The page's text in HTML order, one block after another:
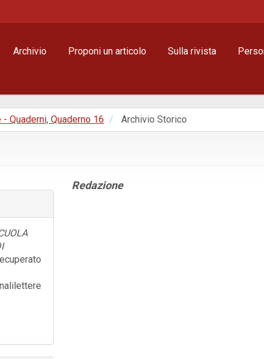
Archivio Proponi un articolo Sulla rivista
Quaderni, Quaderno 16 Archivio Storico
Contenuto
Redazione